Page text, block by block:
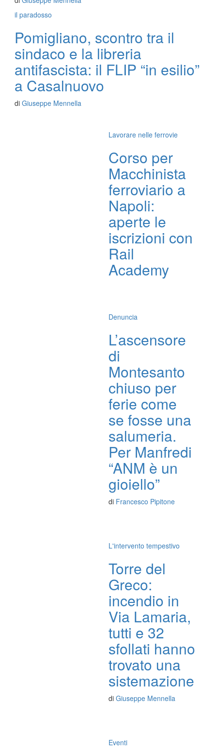
il paradosso
Pomigliano, scontro tra il
sindaco e la libreria
antifascista: il FLIP “in esilio”
a Casalnuovo
di Giuseppe Mennella
Lavorare nelle ferrovie
Corso per
Macchinista
ferroviario a
Napoli:
aperte le
iscrizioni con
Rail
Academy
Denuncia
L’ascensore
di
Montesanto
chiuso per
ferie come
se fosse una
salumeria.
Per Manfredi
“ANM è un
gioiello”
di Francesco Pipitone
L'intervento tempestivo
Torre del
Greco:
incendio in
Via Lamaria,
tutti e 32
sfollati hanno
trovato una
sistemazione
di Giuseppe Mennella
Eventi